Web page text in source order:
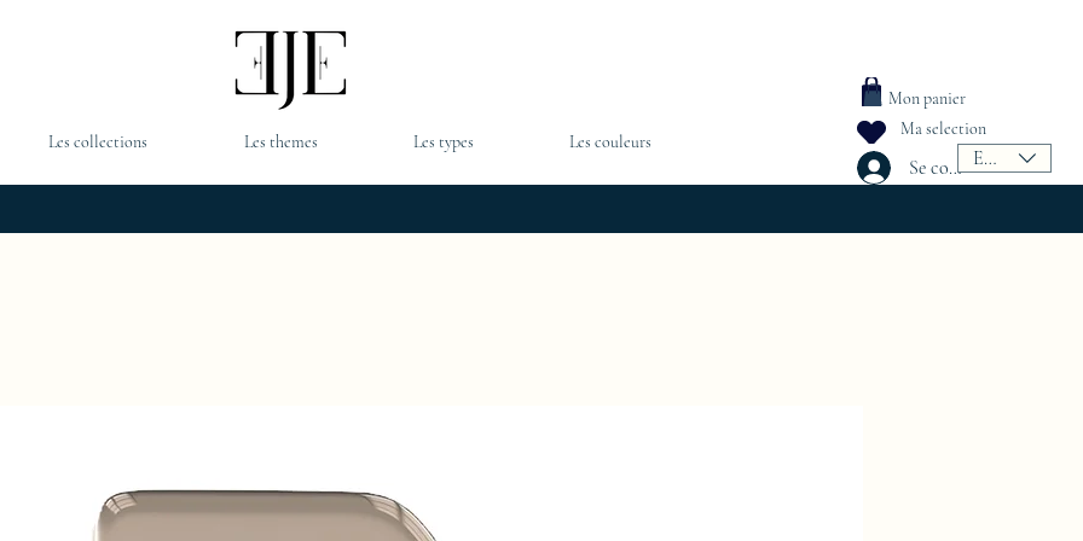
Les collections Les themes Les types Les couleurs
Mon panier
Ma selection
Se connecterEUR (€)